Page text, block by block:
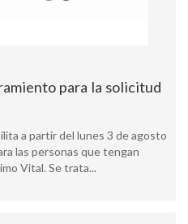
para la solicitud
a partir del lunes 3 de agosto
las personas que tengan
Vital. Se trata...